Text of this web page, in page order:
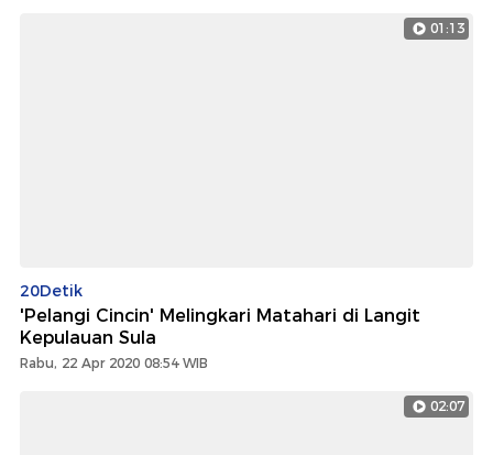
01:13
20Detik
'Pelangi Cincin' Melingkari Matahari di Langit
Kepulauan Sula
Rabu, 22 Apr 2020 08:54 WIB
02:07